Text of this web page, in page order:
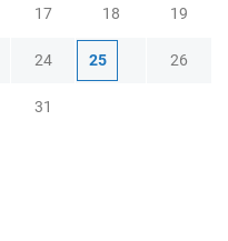
17 18 19
24 25 26
31